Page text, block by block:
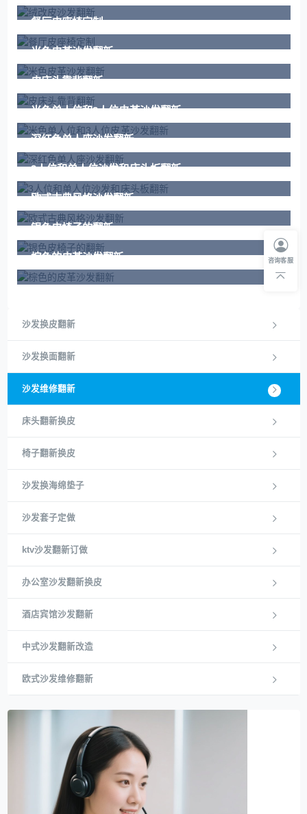
餐厅皮座椅定制
米色皮革沙发翻新
皮床头靠背翻新
米色单人位和3人位皮革沙发翻新
深红色单人座沙发翻新
3人位和单人位沙发和床头板翻新
欧式古典风格沙发翻新
银色皮椅子的翻新
棕色的皮革沙发翻新
沙发换皮翻新
沙发换面翻新
沙发维修翻新
床头翻新换皮
椅子翻新换皮
沙发换海绵垫子
沙发套子定做
ktv沙发翻新订做
办公室沙发翻新换皮
酒店宾馆沙发翻新
中式沙发翻新改造
欧式沙发维修翻新
咨询客服